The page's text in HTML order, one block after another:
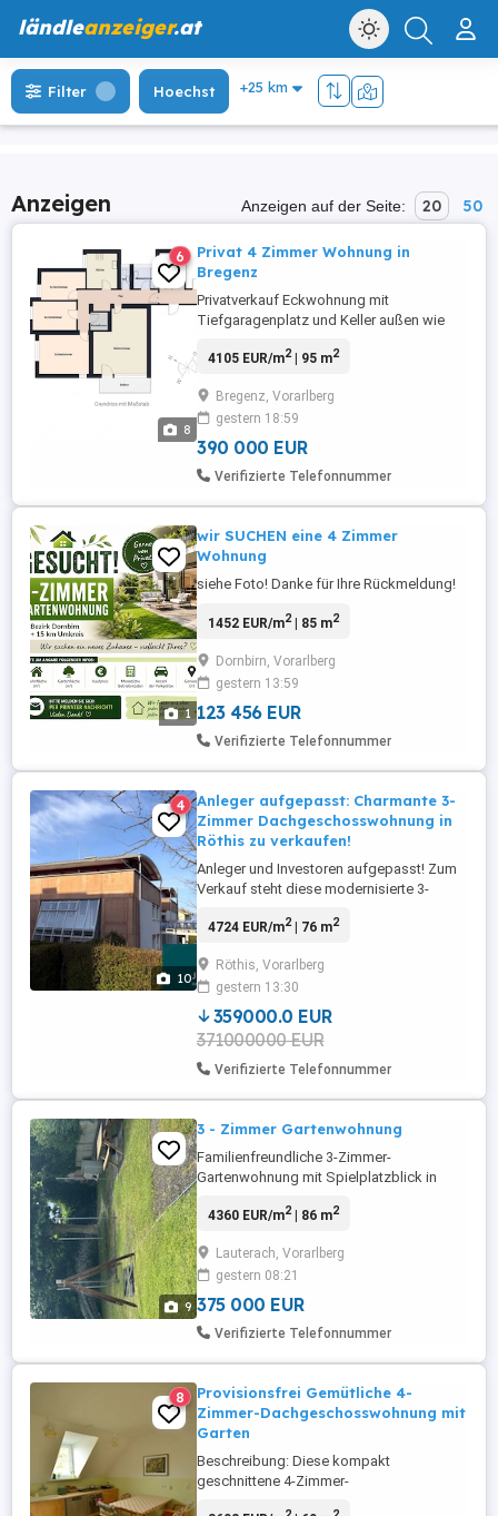
ländleanzeiger.at
Filter Hoechst
Anzeigen Anzeigen auf der Seite: 20 50
8
6
Privat 4 Zimmer Wohnung in
Bregenz
Privatverkauf Eckwohnung mit
Tiefgaragenplatz und Keller außen wie
in vorkloster weitere Bilder auf Anfrage
4105 EUR/m2| 95 m2
Bregenz, Vorarlberg
gestern 18:59
390 000 EUR
Verifizierte Telefonnummer
1
wir SUCHEN eine 4 Zimmer
Wohnung
siehe Foto! Danke für Ihre Rückmeldung!
1452 EUR/m2| 85 m2
Dornbirn, Vorarlberg
gestern 13:59
123 456 EUR
Verifizierte Telefonnummer
10
4
Anleger aufgepasst: Charmante 3-
Zimmer Dachgeschosswohnung in
Röthis zu verkaufen!
Anleger und Investoren aufgepasst! Zum
Verkauf steht diese modernisierte 3-
Röthis. Errichtet wurde die Wohnanlage
Wohnbauselbsthilfe im Jahr 1993 in
massiver Bauweise. Die Anlage wurde
über die Jahre stets gepflegt und
modernisiert. Im ...
4724 EUR/m2| 76 m2
Röthis, Vorarlberg
gestern 13:30
359000.0 EUR
371000000 EUR
Verifizierte Telefonnummer
9
3 - Zimmer Gartenwohnung
Familienfreundliche 3-Zimmer-
Gartenwohnung mit Spielplatzblick in
350 inkl. Reparaturfond pro Monat (je
gepflegte 3-Zimmer-Gartenwohnung mit
ca. **86 m Wohnfläche** befindet sich in
zentraler Lage im Herzen von Lauterach ...
4360 EUR/m2| 86 m2
Lauterach, Vorarlberg
gestern 08:21
375 000 EUR
Verifizierte Telefonnummer
8
Provisionsfrei Gemütliche 4-
Zimmer-Dachgeschosswohnung mit
Garten
Beschreibung: Diese kompakt
geschnittene 4-Zimmer-